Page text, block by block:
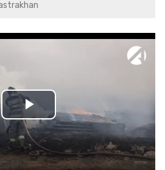
Play
Video